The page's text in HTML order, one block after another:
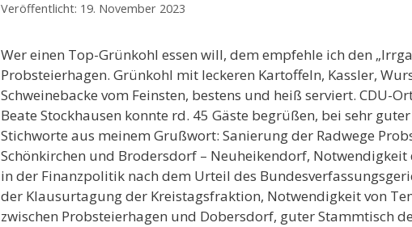
19. November 2023
Wer einen Top-Grünkohl essen will, dem empfehle ich den
Probsteierhagen. Grünkohl mit leckeren Kartoffeln, Kassler,
Schweinebacke vom Feinsten, bestens und heiß serviert. CDU-
Beate Stockhausen konnte rd. 45 Gäste begrüßen, bei sehr
Stichworte aus meinem Grußwort: Sanierung der Radwege
Schönkirchen und Brodersdorf – Neuheikendorf, Notwendigkeit
in der Finanzpolitik nach dem Urteil des
der Klausurtagung der Kreistagsfraktion, Notwendigkeit von
zwischen Probsteierhagen und Dobersdorf, guter Stammtisch